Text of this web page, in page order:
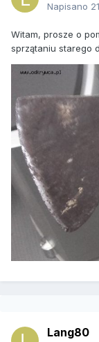
Napisano
Witam, prosze o
sprzątaniu starego
Lang80